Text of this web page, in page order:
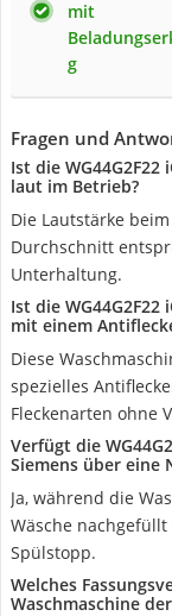
mit
g
Fragen und
Ist die
laut im Betrieb?
Die Lautstärke
Durchschnitt
Unterhaltung.
Ist die
mit einem
Diese
spezielles
Fleckenarten ohne
Verfügt die
Siemens über eine
Ja, während die
Wäsche
Spülstopp.
Welches
Waschmaschine